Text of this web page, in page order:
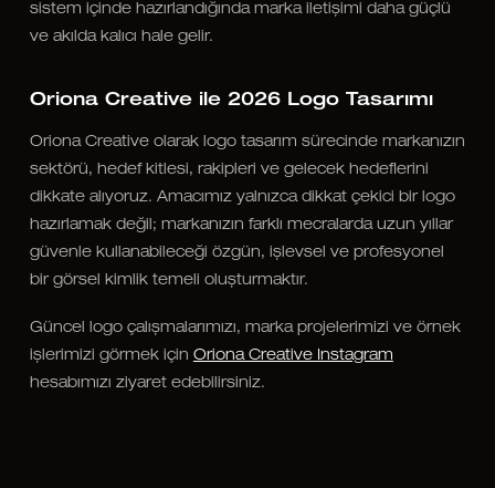
sistem içinde hazırlandığında marka iletişimi daha güçlü
ve akılda kalıcı hale gelir.
Oriona Creative ile 2026 Logo Tasarımı
Oriona Creative olarak logo tasarım sürecinde markanızın
sektörü, hedef kitlesi, rakipleri ve gelecek hedeflerini
dikkate alıyoruz. Amacımız yalnızca dikkat çekici bir logo
hazırlamak değil; markanızın farklı mecralarda uzun yıllar
güvenle kullanabileceği özgün, işlevsel ve profesyonel
bir görsel kimlik temeli oluşturmaktır.
Güncel logo çalışmalarımızı, marka projelerimizi ve örnek
işlerimizi görmek için Oriona Creative Instagram
hesabımızı ziyaret edebilirsiniz.